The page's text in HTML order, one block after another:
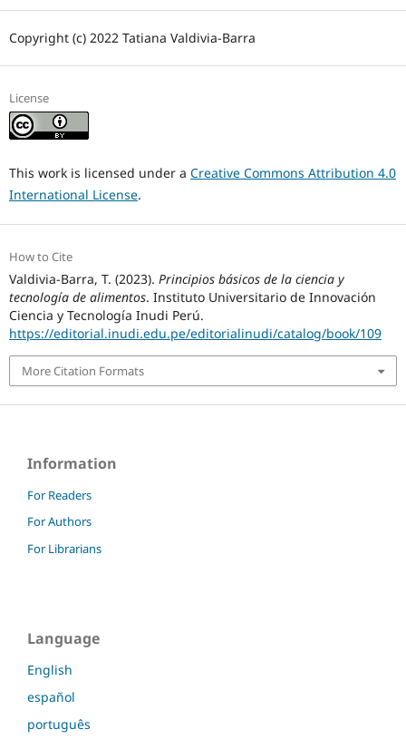
Copyright (c) 2022 Tatiana Valdivia-Barra
License
This work is licensed under a Creative Commons Attribution 4.0
International License.
How to Cite
Valdivia-Barra, T. (2023). Principios básicos de la ciencia y
tecnología de alimentos. Instituto Universitario de Innovación
Ciencia y Tecnología Inudi Perú.
https://editorial.inudi.edu.pe/editorialinudi/catalog/book/109
More Citation Formats
Information
For Readers
For Authors
For Librarians
Language
English
español
português